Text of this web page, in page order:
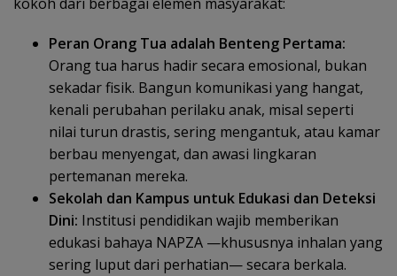
Peran Orang Tua adalah Benteng Pertama:
Orang tua harus hadir secara emosional, bukan
sekadar fisik. Bangun komunikasi yang hangat,
kenali perubahan perilaku anak, misal seperti
nilai turun drastis, sering mengantuk, atau kamar
berbau menyengat, dan awasi lingkaran
pertemanan mereka.
Sekolah dan Kampus untuk Edukasi dan Deteksi
Dini: Institusi pendidikan wajib memberikan
edukasi bahaya NAPZA —khususnya inhalan yang
sering luput dari perhatian— secara berkala.